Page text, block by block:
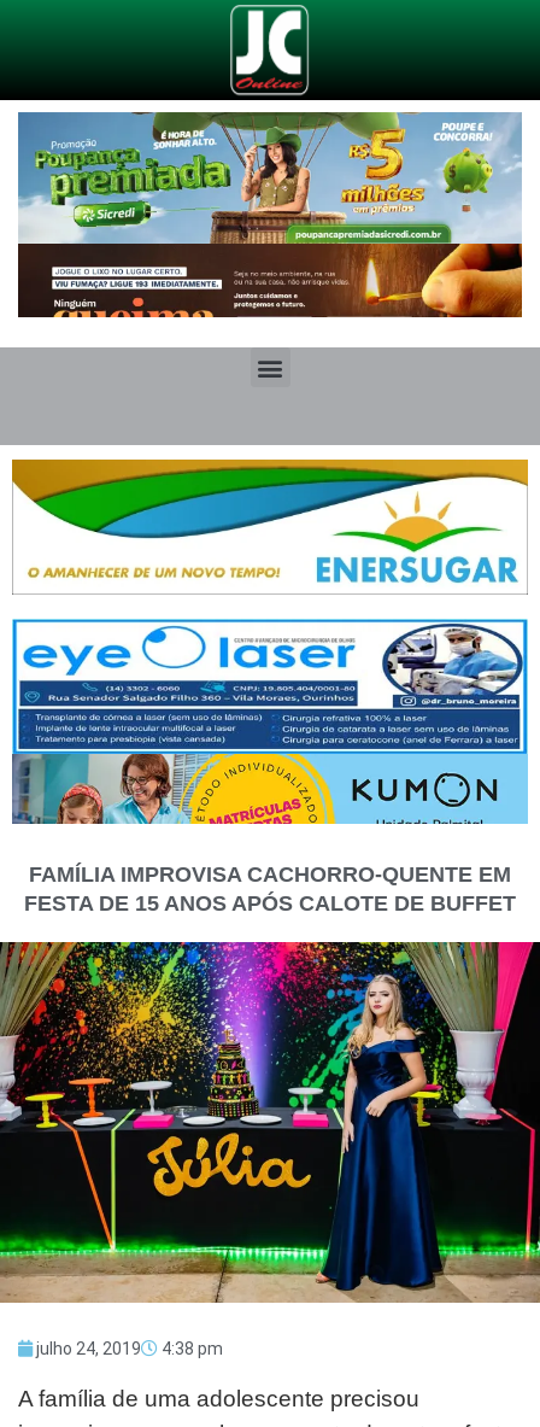
FAMÍLIA IMPROVISA CACHORRO-QUENTE EM
FESTA DE 15 ANOS APÓS CALOTE DE BUFFET
julho 24, 2019 4:38 pm
A família de uma adolescente precisou